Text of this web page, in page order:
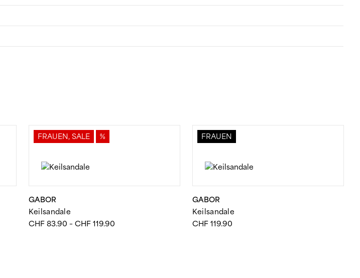
FRAUEN, SALE %
GABOR
Keilsandale
CHF 83.90 – CHF 119.90Preisspanne:
FRAUEN
GABOR
Keilsandale
CHF 119.90